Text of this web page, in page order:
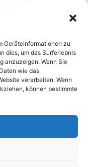
Geräteinformationen zu
dies, um das Surferlebnis
anzuzeigen. Wenn Sie
wie das
verarbeiten. Wenn
können bestimmte